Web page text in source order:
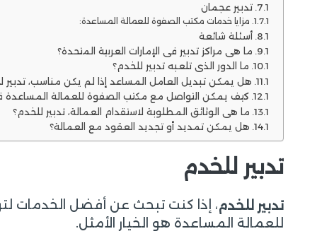
تدبير عجمان
مزايا خدمات مكتب الصفوة للعمالة المساعدة:
أسئلة شائعة
ما هي مراكز تدبير في الإمارات العربية المتحدة؟
ما الدور الذي تلعبه تدبير للخدم؟
هل يمكن تبديل العامل المساعد إذا لم يكن مناسب، تدبير
كيف يمكن التواصل مع مكتب الصفوة للعمالة المساعدة
ما هي الوثائق المطلوبة لاستقدام العمالة، تدبير للخدم؟
هل يمكن تمديد أو تجديد العقود مع العمالة؟
تدبير للخدم
تدبير للخدم، إذا كنت تبحث عن أفضل الخدمات
للعمالة المساعدة هو الخيار الأمثل.